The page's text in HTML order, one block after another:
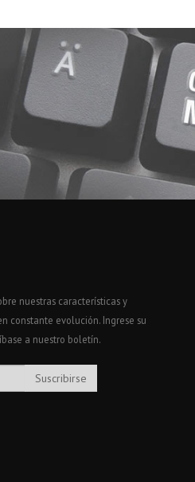
nuestras características y
constante evolución. Ingrese su
a nuestro boletín.
Suscribirse